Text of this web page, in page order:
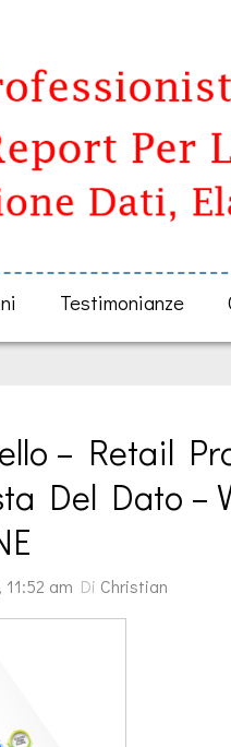
Testimonianze
– Retail
Del Dato –
11:52 am Di Christian